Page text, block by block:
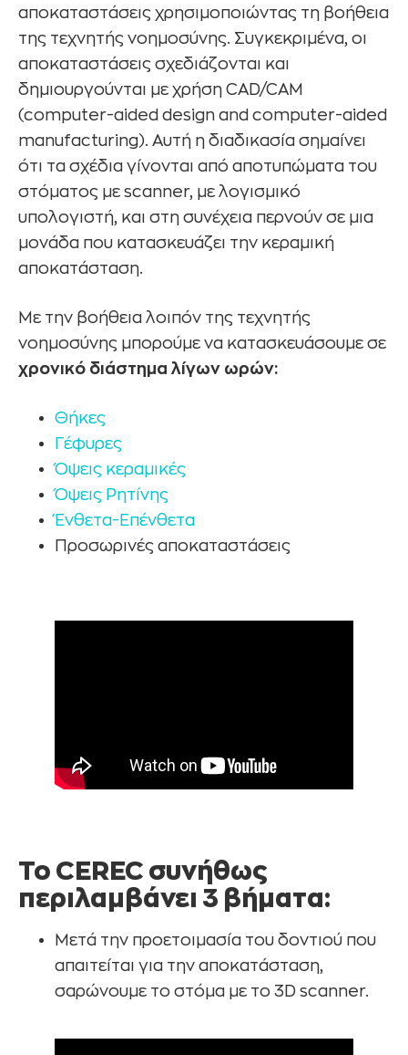
αποκαταστάσεις χρησιμοποιώντας τη βοήθεια
της τεχνητής νοημοσύνης. Συγκεκριμένα, οι
αποκαταστάσεις σχεδιάζονται και
δημιουργούνται με χρήση CAD/CAM
(computer-aided design and computer-aided
manufacturing). Αυτή η διαδικασία σημαίνει
ότι τα σχέδια γίνονται από αποτυπώματα του
στόματος με scanner, με λογισμικό
υπολογιστή, και στη συνέχεια περνούν σε μια
μονάδα που κατασκευάζει την κεραμική
αποκατάσταση.
Με την βοήθεια λοιπόν της τεχνητής
νοημοσύνης μπορούμε να κατασκευάσουμε σε
χρονικό διάστημα λίγων ωρών:
Θήκες
Γέφυρες
Όψεις κεραμικές
Όψεις Ρητίνης
Ένθετα-Επένθετα
Προσωρινές αποκαταστάσεις
Το CEREC συνήθως
περιλαμβάνει 3 βήματα:
Μετά την προετοιμασία του δοντιού που
απαιτείται για την αποκατάσταση,
σαρώνουμε το στόμα με το 3D scanner.